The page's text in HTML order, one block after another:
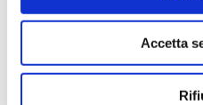
Accetta
CUZCO: EX
STORIA E